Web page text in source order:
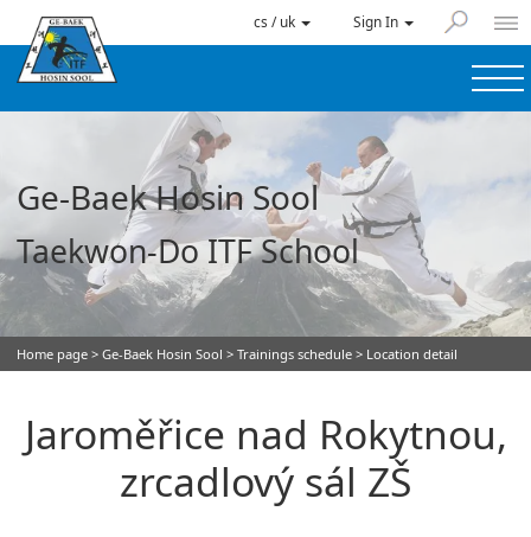
cs / uk Sign In
Ge-Baek Hosin Sool
Taekwon-Do ITF School
Home page > Ge-Baek Hosin Sool > Trainings schedule > Location detail
Jaroměřice nad Rokytnou,
zrcadlový sál ZŠ